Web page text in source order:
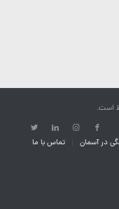
است.
در آسمان تماس با ما